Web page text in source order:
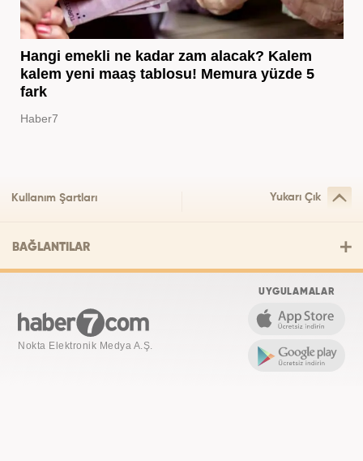
Hangi emekli ne kadar zam alacak? Kalem
kalem yeni maaş tablosu! Memura yüzde 5
fark
Haber7
Kullanım Şartları Yukarı Çık
BAĞLANTILAR
Nokta Elektronik Medya A.Ş.
UYGULAMALAR